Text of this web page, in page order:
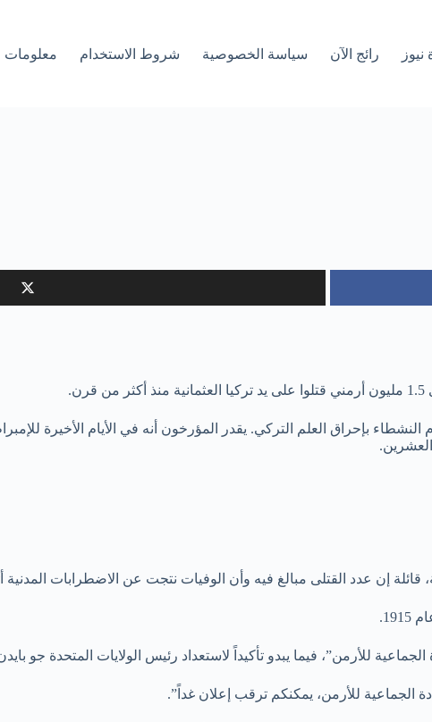
نيوز رائج الآن سياسة الخصوصية شروط الاستخدام معلومات
إن عدد القتلى مبالغ فيه وأن الوفيات نتجت عن الاضطرابات المدنية
للأرمن”، فيما يبدو تأكيداً لاستعداد رئيس الولايات المتحدة جو
الجماعية للأرمن، يمكنكم ترقب إعلان غداً”.